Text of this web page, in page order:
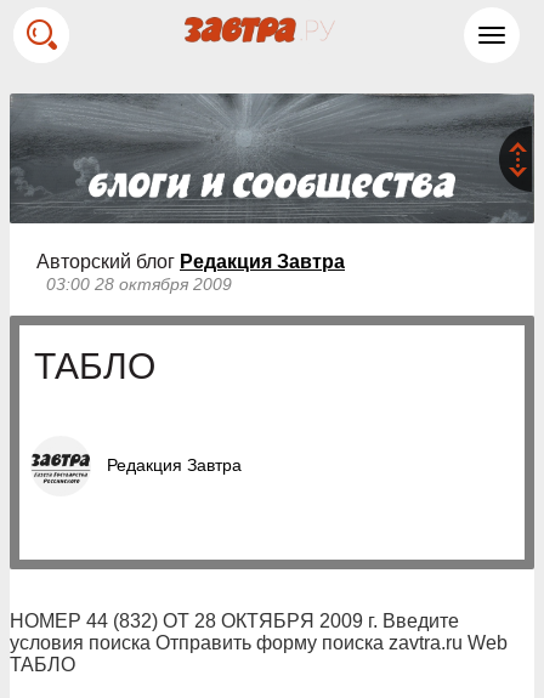
Авторский блог Редакция Завтра
03:00 28 октября 2009
ТАБЛО
Редакция Завтра
НОМЕР 44 (832) ОТ 28 ОКТЯБРЯ 2009 г. Введите
условия поиска Отправить форму поиска zavtra.ru Web
ТАБЛО